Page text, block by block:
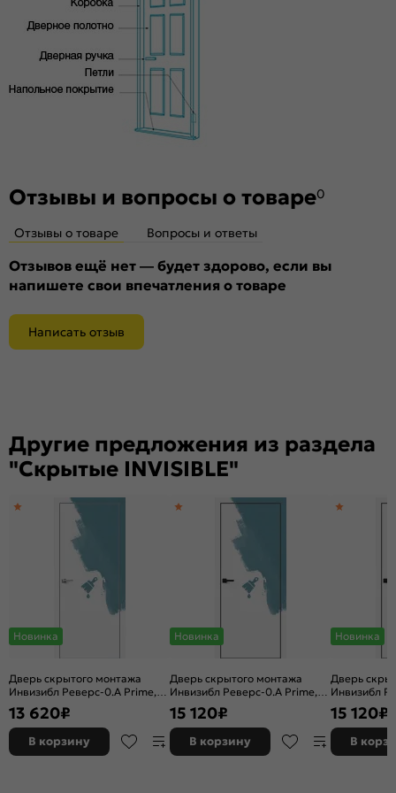
Декор
Особенности
Дверь скрытого монтажа с внутреннем открыванием.
Щитовая дверь высокой прочности, которую обеспечивает
жесткий тамбурат с малым размером ячейки и плита HDF.
Черный
Отзывы и вопросы о товаре0
Отзывы о товаре Вопросы и ответы
Отзывов ещё нет — будет здорово, если вы
напишете свои впечатления о товаре
Написать отзыв
Другие предложения из раздела
"Скрытые INVISIBLE"
Новинка
Дверь скрытого монтажа
Инвизибл Реверс-0.А Prime,
грунт (под окраску), правое
открывание, Грунт, кромка
алюминиевая матовый хром,
каркасно-щитовая
13 620₽
В корзину
Новинка
Дверь скрытого монтажа
Инвизибл Реверс-0.А Prime,
грунт (под окраску), левое
открывание, Грунт, кромка
алюминиевая черная
матовая, каркасно-щитовая
15 120₽
В корзину
Новинка
Дверь
Инвизибл
грунт (под
матовая,
15 120₽
В